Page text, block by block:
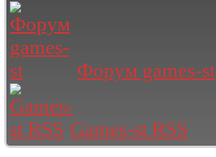
Форум games-st
Games-st RSS